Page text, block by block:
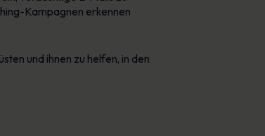
Kampagnen erkennen
und ihnen zu helfen, in den